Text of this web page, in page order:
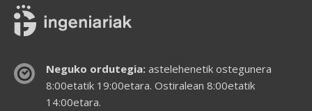
Neguko ordutegia:astelehenetik ostegunera
8:00etatik 19:00etara. Ostiralean 8:00etatik
14:00etara.